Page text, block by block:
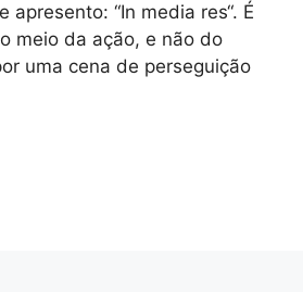
“In media res“. É
meio da ação, e não do
uma cena de perseguição